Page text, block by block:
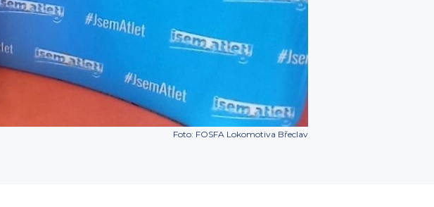
Foto: FOSFA Lokomotiva Břeclav